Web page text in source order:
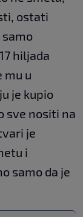
ostati
samo
hiljada
mu u
je kupio
sve nositi na
je
i
samo da je